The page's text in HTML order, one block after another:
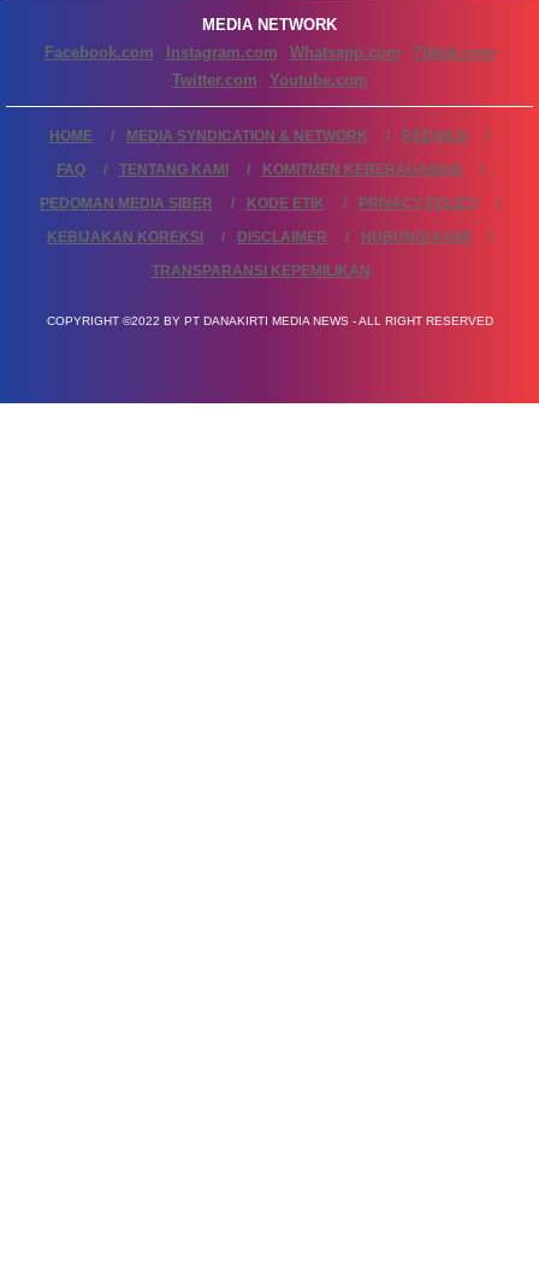
MEDIA NETWORK
Facebook.com
Instagram.com Whatsapp.com
Tiktok.com
Twitter.com
Youtube.com
HOME MEDIA SYNDICATION & NETWORK
REDAKSI
FAQ
TENTANG KAMI
KOMITMEN KEBERAGAMAN
PEDOMAN MEDIA SIBER
KODE ETIK
PRIVACY POLICY
KEBIJAKAN KOREKSI
DISCLAIMER
HUBUNGI KAMI
TRANSPARANSI KEPEMILIKAN
COPYRIGHT ©2022 BY PT DANAKIRTI MEDIA NEWS - ALL RIGHT RESERVED